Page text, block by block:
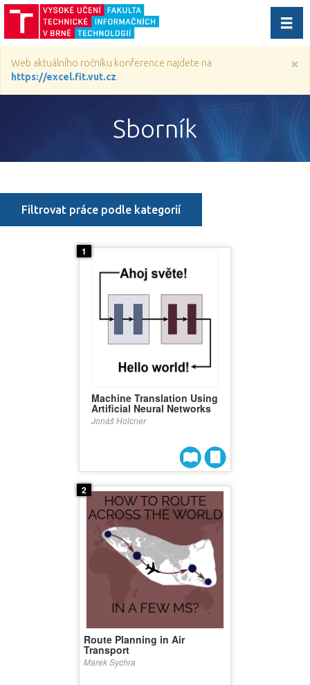
×
Web aktuálního ročníku konference najdete na
https://excel.fit.vut.cz.
Sborník
Filtrovat práce podle kategorií
1
Machine Translation Using
Artificial Neural Networks
Jonáš Holcner
2
Route Planning in Air
Transport
Marek Sychra